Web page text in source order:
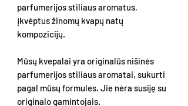
parfumerijos stiliaus aromatus,
įkvėptus žinomų kvapų natų
kompozicijų.
Mūsų kvepalai yra originalūs nišinės
parfumerijos stiliaus aromatai, sukurti
pagal mūsų formules. Jie nėra susiję su
originalo gamintojais.